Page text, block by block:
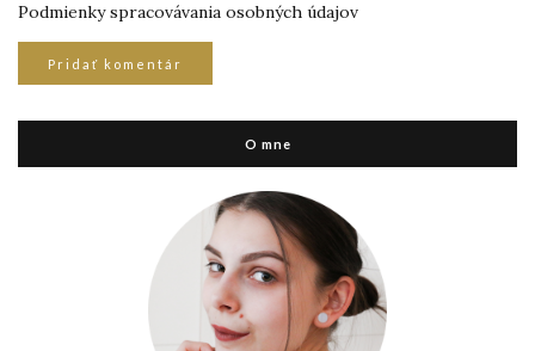
Podmienky spracovávania osobných údajov
O mne